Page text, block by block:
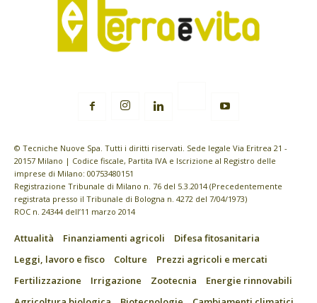
© Tecniche Nuove Spa. Tutti i diritti riservati. Sede legale Via Eritrea 21 -
20157 Milano | Codice fiscale, Partita IVA e Iscrizione al Registro delle
imprese di Milano: 00753480151
Registrazione Tribunale di Milano n. 76 del 5.3.2014 (Precedentemente
registrata presso il Tribunale di Bologna n. 4272 del 7/04/1973)
ROC n. 24344 dell’11 marzo 2014
Attualità Finanziamenti agricoli
Difesa fitosanitaria
Leggi, lavoro e fisco
Colture
Prezzi agricoli e mercati
Fertilizzazione
Irrigazione Zootecnia
Energie rinnovabili